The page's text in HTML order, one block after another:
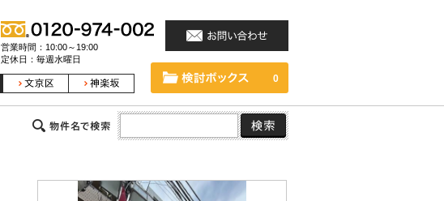
営業時間：10:00～19:00
定休日：毎週水曜日
0